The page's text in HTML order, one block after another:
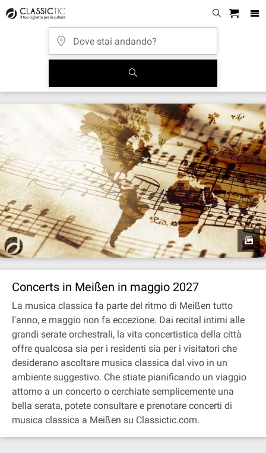
Concerts in Meißen in maggio 2027
La musica classica fa parte del ritmo di Meißen tutto
l'anno, e maggio non fa eccezione. Dai recital intimi alle
grandi serate orchestrali, la vita concertistica della città
offre qualcosa sia per i residenti sia per i visitatori che
desiderano ascoltare musica classica dal vivo in un
ambiente suggestivo. Che stiate pianificando un viaggio
attorno a un concerto o cerchiate semplicemente una
bella serata, potete consultare e prenotare concerti di
musica classica a Meißen su Classictic.com.